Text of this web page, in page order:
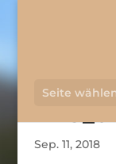
Seite
Sep. 11, 2018